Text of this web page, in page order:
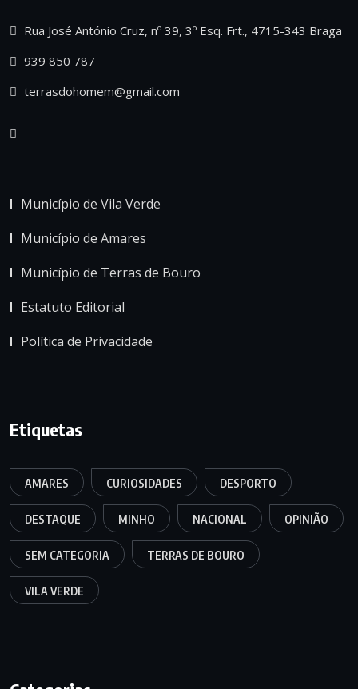
Rua José António Cruz, nº 39, 3º Esq. Frt., 4715-343 Braga
939 850 787
terrasdohomem@gmail.com
Município de Vila Verde
Município de Amares
Município de Terras de Bouro
Estatuto Editorial
Política de Privacidade
Etiquetas
AMARES CURIOSIDADES DESPORTO
DESTAQUE MINHO NACIONAL OPINIÃO
SEM CATEGORIA TERRAS DE BOURO
VILA VERDE